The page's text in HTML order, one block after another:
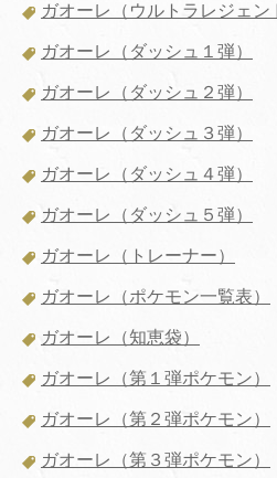
ガオーレ（ウルトラレジェン
ガオーレ（ダッシュ１弾）
ガオーレ（ダッシュ２弾）
ガオーレ（ダッシュ３弾）
ガオーレ（ダッシュ４弾）
ガオーレ（ダッシュ５弾）
ガオーレ（トレーナー）
ガオーレ（ポケモン一覧表）
ガオーレ（知恵袋）
ガオーレ（第１弾ポケモン）
ガオーレ（第２弾ポケモン）
ガオーレ（第３弾ポケモン）